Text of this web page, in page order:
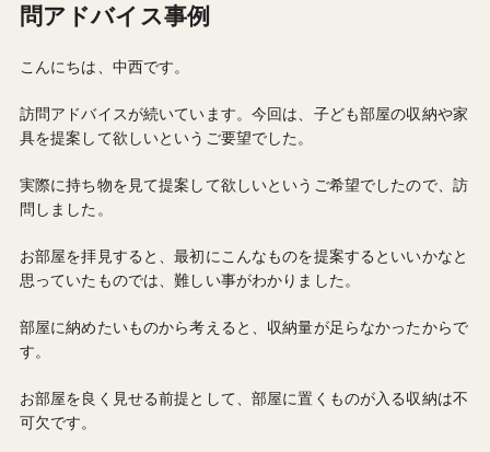
問アドバイス事例
こんにちは、中西です。
訪問アドバイスが続いています。今回は、子ども部屋の収納や家
具を提案して欲しいというご要望でした。
実際に持ち物を見て提案して欲しいというご希望でしたので、訪
問しました。
お部屋を拝見すると、最初にこんなものを提案するといいかなと
思っていたものでは、難しい事がわかりました。
部屋に納めたいものから考えると、収納量が足らなかったからで
す。
お部屋を良く見せる前提として、部屋に置くものが入る収納は不
可欠です。